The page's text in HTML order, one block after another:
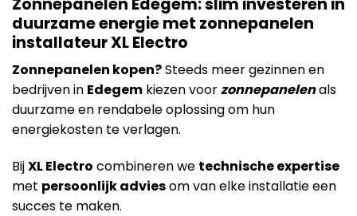
duurzame energie met zonnepanelen
installateur XL Electro
Zonnepanelen kopen?Steeds meer gezinnen en
bedrijven in Edegem kiezen voorzonnepanelenals
duurzame en rendabele oplossing om hun
energiekosten te verlagen.
BijXL Electro combineren we technische expertise
met persoonlijk adviesom van elke installatie een
succes te maken.